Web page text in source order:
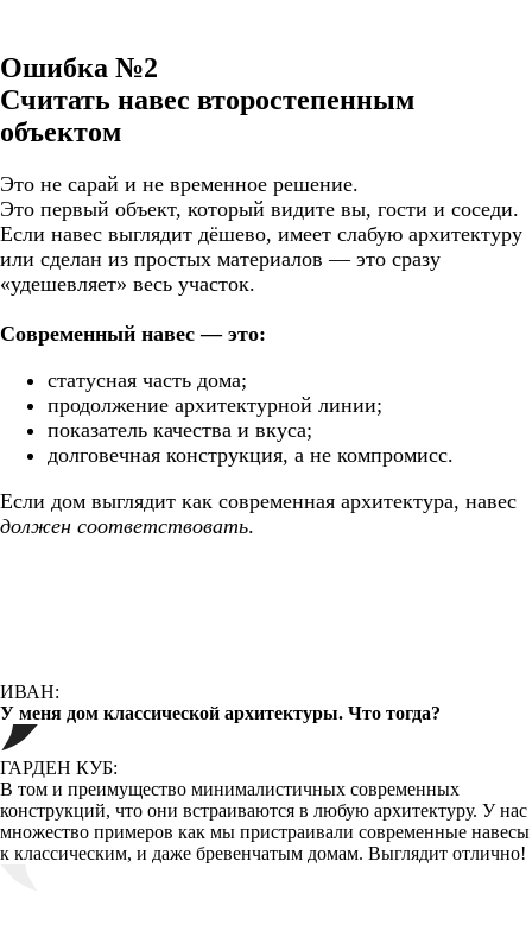
Ошибка №2
Считать навес второстепенным
объектом
Это не сарай и не временное решение.
Это первый объект, который видите вы, гости и соседи.
Если навес выглядит дёшево, имеет слабую архитектуру
или сделан из простых материалов — это сразу
«удешевляет» весь участок.
Современный навес — это:
статусная часть дома;
продолжение архитектурной линии;
показатель качества и вкуса;
долговечная конструкция, а не компромисс.
Если дом выглядит как современная архитектура, навес
должен соответствовать.
ИВАН:
У меня дом классической архитектуры. Что тогда?
ГАРДЕН КУБ:
В том и преимущество минималистичных современных
конструкций, что они встраиваются в любую архитектуру. У нас
множество примеров как мы пристраивали современные навесы
к классическим, и даже бревенчатым домам. Выглядит отлично!